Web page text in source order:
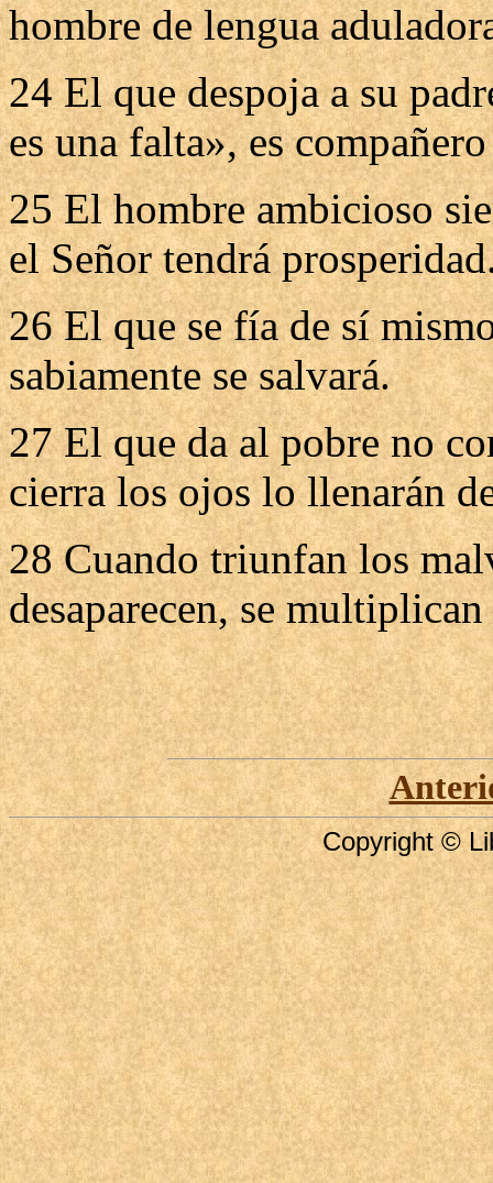
hombre de lengua
24 El que despoja a su
es una falta», es
25 El hombre ambicioso
el Señor tendrá
26 El que se fía de sí
sabiamente se salvará.
27 El que da al pobre no
cierra los ojos lo llenarán
28 Cuando triunfan los
desaparecen, se
Copyright ©